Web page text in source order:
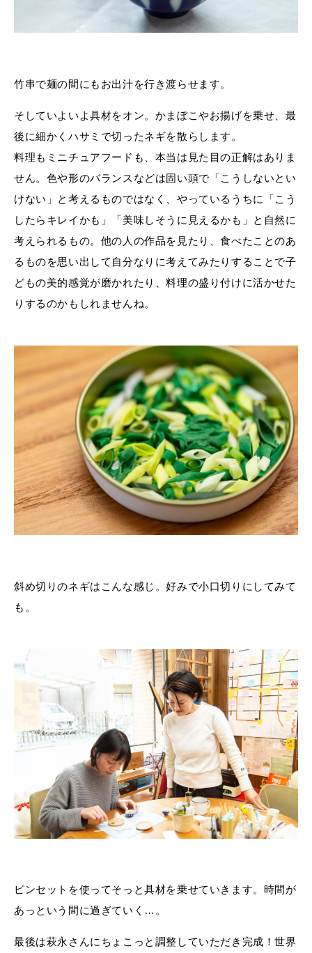
竹串で麺の間にもお出汁を行き渡らせます。
そしていよいよ具材をオン。かまぼこやお揚げを乗せ、最
後に細かくハサミで切ったネギを散らします。
料理もミニチュアフードも、本当は見た目の正解はありま
せん。色や形のバランスなどは固い頭で「こうしないとい
けない」と考えるものではなく、やっているうちに「こう
したらキレイかも」「美味しそうに見えるかも」と自然に
考えられるもの。他の人の作品を見たり、食べたことのあ
るものを思い出して自分なりに考えてみたりすることで子
どもの美的感覚が磨かれたり、料理の盛り付けに活かせた
りするのかもしれませんね。
斜め切りのネギはこんな感じ。好みで小口切りにしてみて
も。
ピンセットを使ってそっと具材を乗せていきます。時間が
あっという間に過ぎていく…。
最後は萩永さんにちょこっと調整していただき完成！世界